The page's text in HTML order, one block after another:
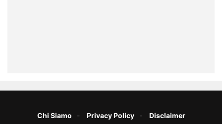
Chi Siamo Privacy Policy Disclaimer